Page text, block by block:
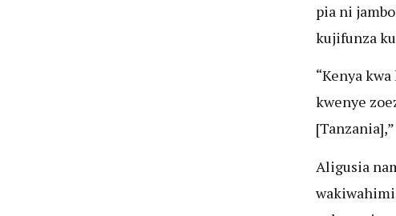
pia ni
kujifunza
“Kenya
kwenye
Aligusia